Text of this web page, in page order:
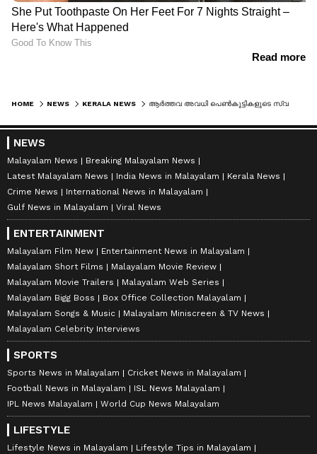
HOME NEWS KERALA NEWS
NEWS
Malayalam News
Breaking Malayalam News
Latest Malayalam News
India News in Malayalam
Kerala News
Crime News
International News in Malayalam
Gulf News in Malayalam
Viral News
ENTERTAINMENT
Malayalam Film New
Entertainment News in Malayalam
Malayalam Short Films
Malayalam Movie Review
Malayalam Movie Trailers
Malayalam Web Series
Malayalam Bigg Boss
Box Office Collection Malayalam
Malayalam Songs & Music
Malayalam Miniscreen & TV News
Malayalam Celebrity Interviews
SPORTS
Sports News in Malayalam
Cricket News in Malayalam
Football News in Malayalam
ISL News Malayalam
IPL News Malayalam
World Cup News Malayalam
LIFESTYLE
Lifestyle News in Malayalam
Lifestyle Tips in Malayalam